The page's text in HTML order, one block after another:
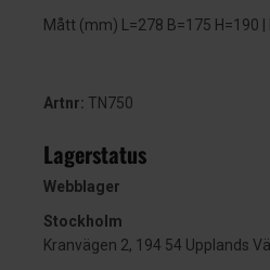
Mått (mm) L=278 B=175 H=190 |
Artnr: TN750
Lagerstatus
Webblager
Stockholm
Kranvägen 2, 194 54 Upplands